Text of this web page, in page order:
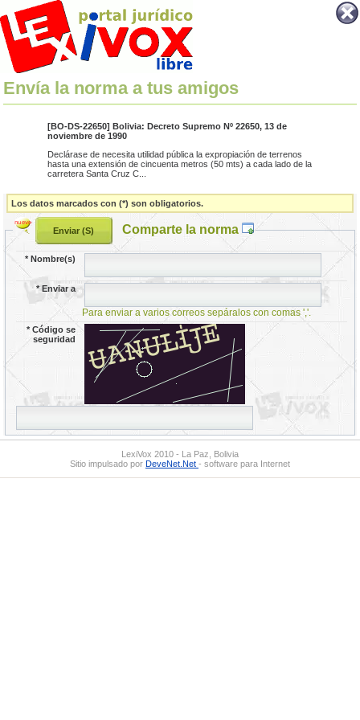
Envía la norma a tus amigos
[BO-DS-22650] Bolivia: Decreto Supremo Nº 22650, 13 de
noviembre de 1990
Declárase de necesita utilidad pública la expropiación de terrenos
hasta una extensión de cincuenta metros (50 mts) a cada lado de la
carretera Santa Cruz C...
Los datos marcados con (*) son obligatorios.
Comparte la norma
*Nombre(s)
*Enviar a
Para enviar a varios correos sepáralos con comas ','.
*Código se
seguridad
LexiVox 2010 - La Paz, Bolivia
Sitio impulsado por DeveNet.Net - software para Internet